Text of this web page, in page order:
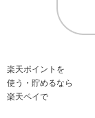
楽天ポイントを
使う・貯めるなら
楽天ペイで